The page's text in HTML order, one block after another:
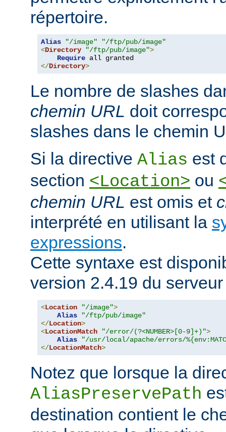
répertoire.
Alias "/image"
"/ftp/pub/image"
<Directory "/ftp/pub/image">
Require
</Directory>
Le nombre de slashes
chemin URL doit
slashes dans le chemin
Si la directive Alias est
section <Location> ou
chemin URL est omis et
interprété en utilisant la
expressions.
Cette syntaxe est
version 2.4.19 du
<Location "/image">
Alias
"/ftp/pub/image"
</Location>
<LocationMatch "/error/(?<NUMBER>[0-9]+)">
Alias
"/usr/local/apache/errors/
</LocationMatch>
Notez que lorsque la
AliasPreservePath
destination contient le